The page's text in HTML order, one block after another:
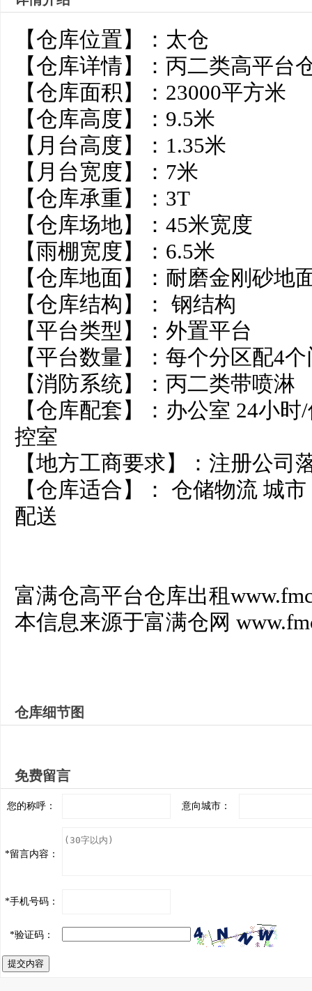
【仓库位置】：太仓
【仓库详情】：丙二类高平台
【仓库面积】：23000平方
【仓库高度】：9.5米
【月台高度】：1.35米
【月台宽度】：7米
【仓库承重】：3T
【仓库场地】：45米宽度
【雨棚宽度】：6.5米
【仓库地面】：耐磨金刚砂地
【仓库结构】： 钢结构
【平台类型】：外置平台
【平台数量】：每个分区配
【消防系统】：丙二类带
【仓库配套】：办公室 24小
控室
【地方工商要求】：注册公司
【仓库适合】： 仓储物流 城
配送
富满仓高平台仓库出租
本信息来源于富满仓网
仓库细节图
免费留言
您的称呼： 意向城市：
*留言内容：
*手机号码：
*验证码：
提交内容